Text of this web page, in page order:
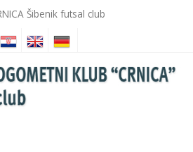
Šibenik futsal club